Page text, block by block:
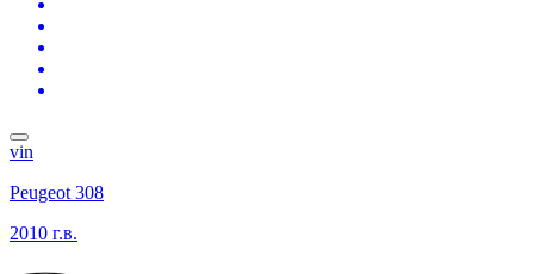
vin
Peugeot 308
2010 г.в.